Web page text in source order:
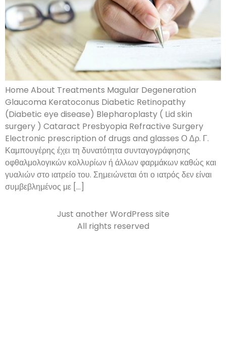
Home About Treatments Magular Degeneration
Glaucoma Keratoconus Diabetic Retinopathy
(Diabetic eye disease) Blepharoplasty ( Lid skin
surgery ) Cataract Presbyopia Refractive Surgery
Electronic prescription of drugs and glasses Ο Δρ. Γ.
Καμπουγέρης έχει τη δυνατότητα συνταγογράφησης
οφθαλμολογικών κολλυρίων ή άλλων φαρμάκων καθώς και
γυαλιών στο ιατρείο του. Σημειώνεται ότι ο ιατρός δεν είναι
συμβεβλημένος με […]
Just another WordPress site
All rights reserved